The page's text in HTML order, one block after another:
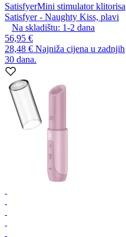
SatisfyerMini stimulator klitorisa
Satisfyer - Naughty Kiss, plavi
Na skladištu: 1-2 dana
56,95 €
28,48 € Najniža cijena u zadnjih
30 dana.